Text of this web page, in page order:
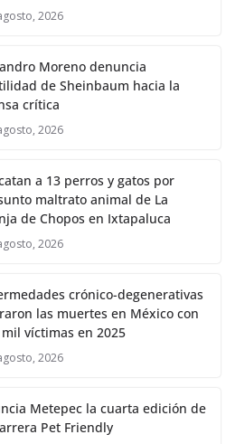
2026
Moreno denuncia
de Sheinbaum hacia la
crítica
2026
a 13 perros y gatos por
maltrato animal de La
de Chopos en Ixtapaluca
2026
crónico-degenerativas
las muertes en México con
víctimas en 2025
2026
Metepec la cuarta edición de
Pet Friendly